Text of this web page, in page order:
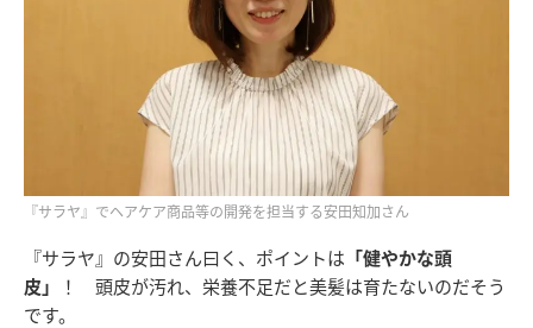
『サラヤ』でヘアケア商品等の開発を担当する安田知加さん
『サラヤ』の安田さん曰く、ポイントは 「健やかな頭
皮」
！ 頭皮が汚れ、栄養不足だと美髪は育たないのだそう
です。